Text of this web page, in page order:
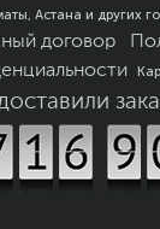
Астана и других
договор